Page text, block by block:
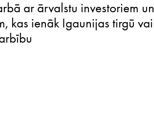
ar ārvalstu investoriem un
kas ienāk Igaunijas tirgū vai